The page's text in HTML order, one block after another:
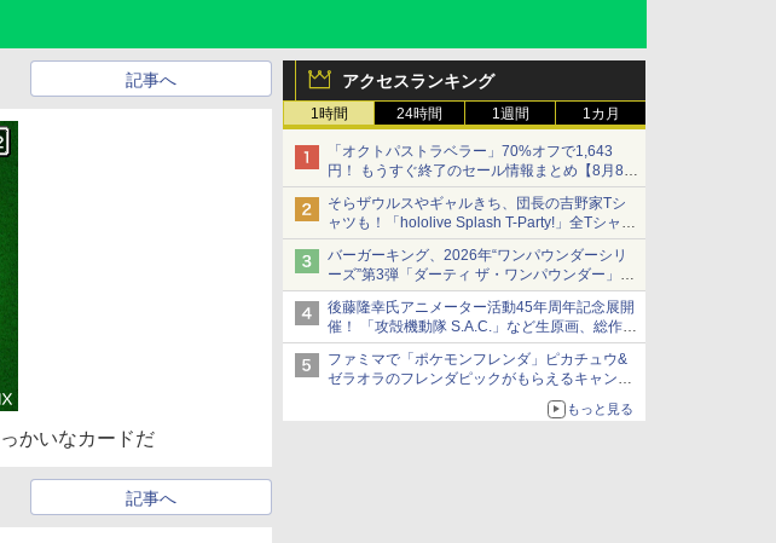
アクセスランキング
1時間 24時間 1週間 1カ月
「オクトパストラベラー」70%オフで1,643
円！ もうすぐ終了のセール情報まとめ【8月8日
更新】
ニンテンドーeショップでは「大神 絶景版」が
67%オフで990円
そらザウルスやギャルきち、団長の吉野家Tシ
ャツも！「hololive Splash T-Party!」全Tシャツ
ラインナップ公開＆オンライン販売開始
バーガーキング、2026年“ワンパウンダーシリ
ーズ”第3弾「ダーティ ザ・ワンパウンダー」を
8月7日発売
「特製ガーリックマヨソース」を使用した超大
型チーズバーガー
後藤隆幸氏アニメーター活動45年周年記念展開
催！ 「攻殻機動隊 S.A.C.」など生原画、総作画
監督修正が展示
ファミマで「ポケモンフレンダ」ピカチュウ&
ゼラオラのフレンダピックがもらえるキャンペ
もっと見る
記事へ
かいなカードだ
記事へ